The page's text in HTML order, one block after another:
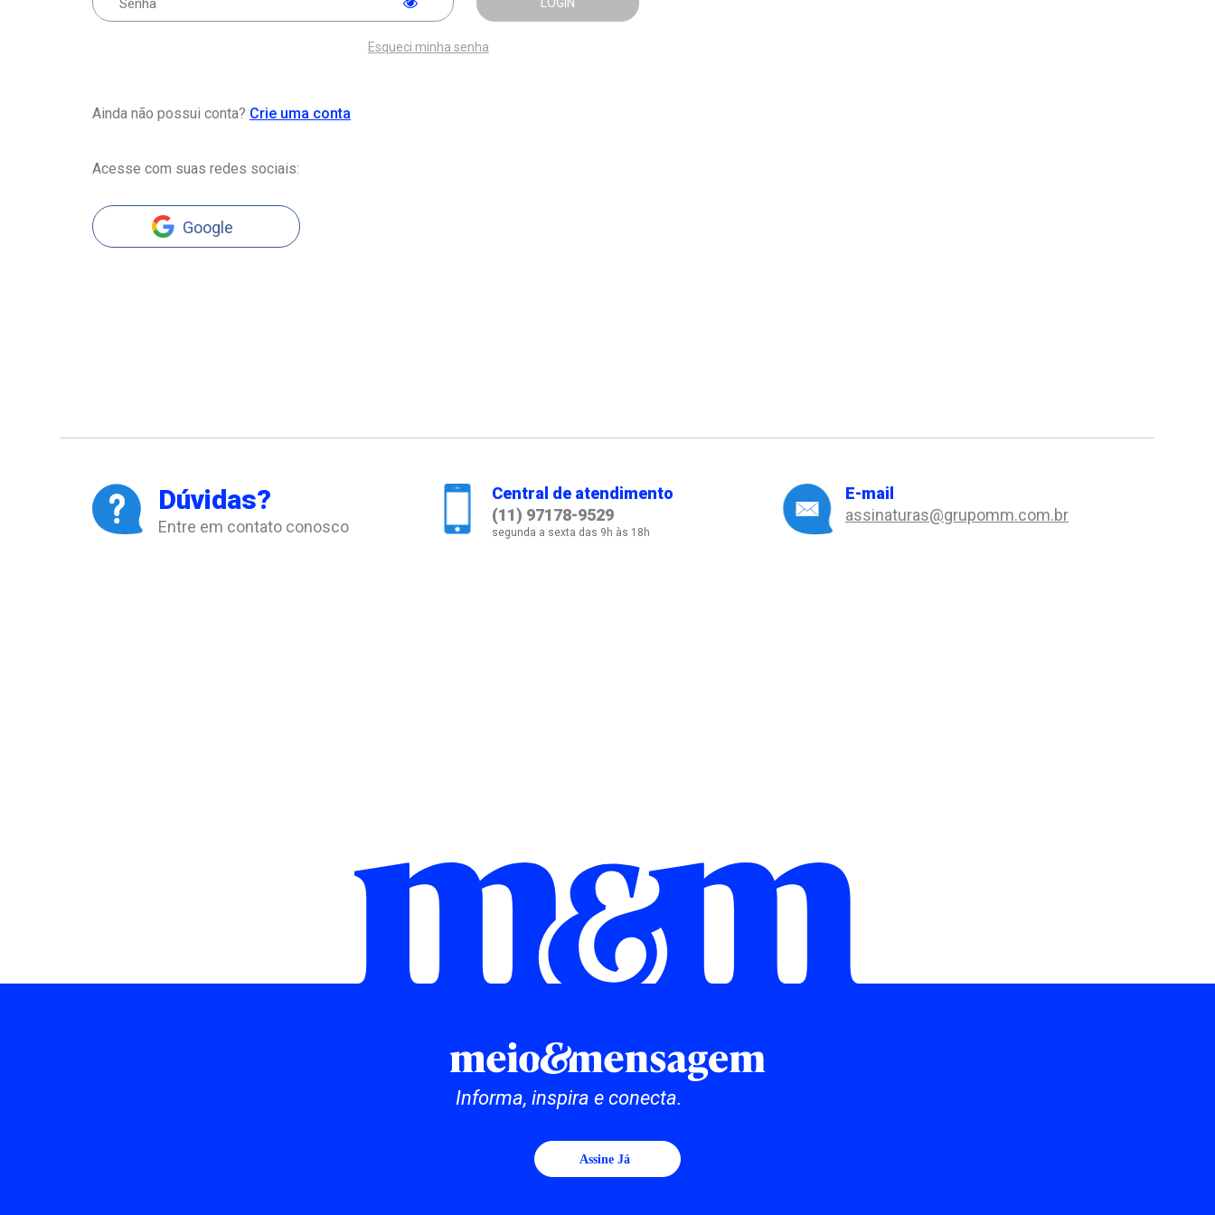
Esqueci minha senha
Ainda não possui conta? Crie uma conta
Acesse com suas redes sociais:
Google
Dúvidas?
Entre em contato conosco
Central de atendimento
(11) 97178-9529
segunda a sexta das 9h às 18h
E-mail
assinaturas@grupomm.com.br
Informa, inspira e conecta.
Assine Já